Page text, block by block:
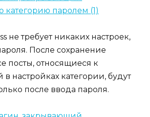
не требует никаких настроек,
После сохранение
посты, относящиеся к
настройках категории, будут
после ввода пароля.